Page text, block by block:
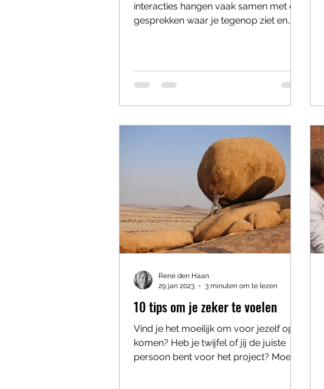
interacties hangen vaak samen met die
gesprekken waar je tegenop ziet en
10 tips om je zeker te voelen
Vind je het moeilijk om voor jezelf op te
komen? Heb je twijfel of jij de juiste
persoon bent voor het project? Moeite
René den Haan
29 jan 2023
3 minuten om te lezen